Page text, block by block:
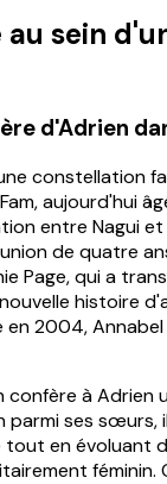
au sein
d'Adrien
constellation
aujourd'hui
entre Nagui
de quatre
Page, qui a
histoire
en 2004,
confère à Adrien
parmi ses sœurs,
en évoluant
féminin.